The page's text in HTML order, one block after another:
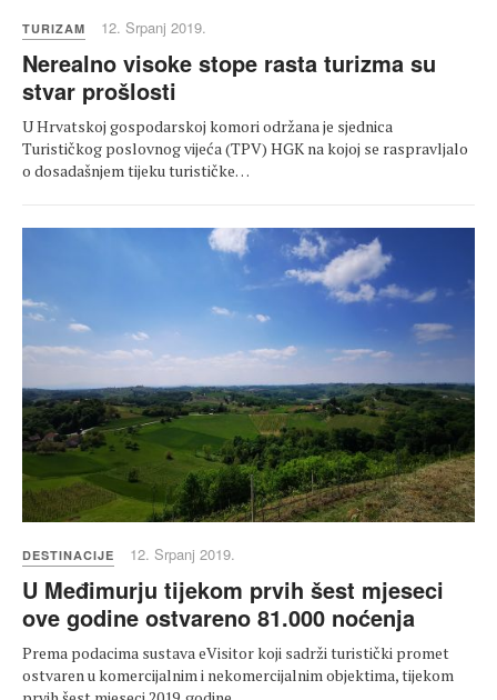
TURIZAM 12. Srpanj 2019.
Nerealno visoke stope rasta turizma su
stvar prošlosti
U Hrvatskoj gospodarskoj komori održana je sjednica
Turističkog poslovnog vijeća (TPV) HGK na kojoj se raspravljalo
o dosadašnjem tijeku turističke…
DESTINACIJE 12. Srpanj 2019.
U Međimurju tijekom prvih šest mjeseci
ove godine ostvareno 81.000 noćenja
Prema podacima sustava eVisitor koji sadrži turistički promet
ostvaren u komercijalnim i nekomercijalnim objektima, tijekom